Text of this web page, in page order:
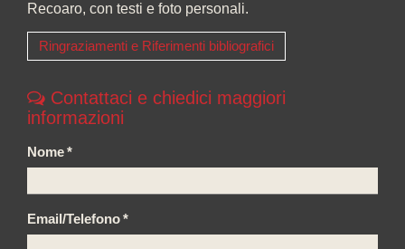
Recoaro, con testi e foto personali.
Ringraziamenti e Riferimenti bibliografici
Contattaci e chiedici maggiori
informazioni
Nome*
Email/Telefono*